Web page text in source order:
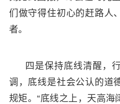
们做守得住初心的赶路人
者。
四是保持底线清醒，
调，底线是社会公认的道
规矩。“底线之上，天高